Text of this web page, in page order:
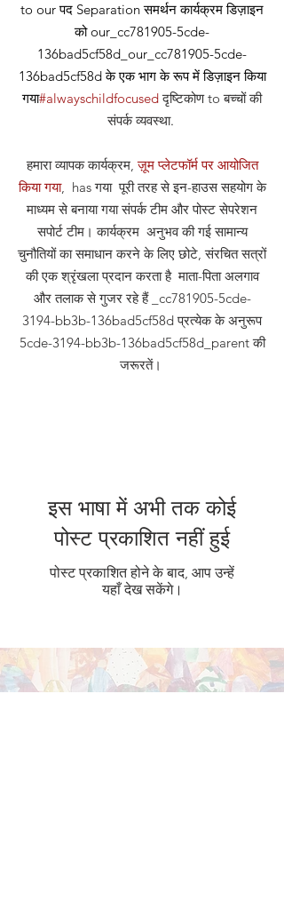
to ourपद Separation समर्थन कार्यक्रम डिज़ाइन
को our_cc781905-5cde-
136bad5cf58d_our_cc781905-5cde-
136bad5cf58d के एक भाग के रूप में डिज़ाइन किया
गया#alwayschildfocusedदृष्टिकोणto बच्चों की
संपर्क व्यवस्था.
हमारा व्यापक कार्यक्रम,ज़ूम प्लेटफॉर्म पर आयोजित
किया गया, has गया पूरी तरह से इन-हाउस सहयोग के
माध्यम से बनाया गया संपर्क टीम और पोस्ट सेपरेशन
सपोर्ट टीम। कार्यक्रम अनुभव की गई सामान्य
चुनौतियों का समाधान करने के लिए छोटे, संरचित सत्रों
की एक श्रृंखला प्रदान करता है माता-पिता अलगाव
और तलाक से गुजर रहे हैं _cc781905-5cde-
3194-bb3b-136bad5cf58d प्रत्येक के अनुरूप
5cde-3194-bb3b-136bad5cf58d_parent की
जरूरतें।
इस भाषा में अभी तक कोई
पोस्ट प्रकाशित नहीं हुई
पोस्ट प्रकाशित होने के बाद, आप उन्हें
यहाँ देख सकेंगे।